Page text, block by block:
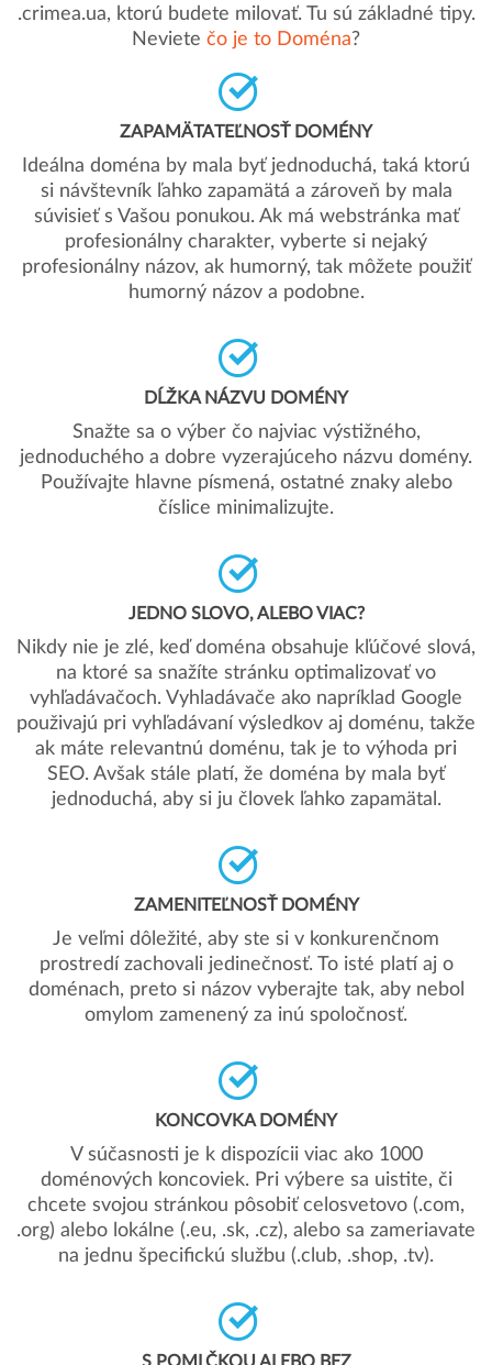
.crimea.ua, ktorú budete milovať. Tu sú základné tipy.
Neviete čo je to Doména?
ZAPAMÄTATEĽNOSŤ DOMÉNY
Ideálna doména by mala byť jednoduchá, taká ktorú
si návštevník ľahko zapamätá a zároveň by mala
súvisieť s Vašou ponukou. Ak má webstránka mať
profesionálny charakter, vyberte si nejaký
profesionálny názov, ak humorný, tak môžete použiť
humorný názov a podobne.
DĹŽKA NÁZVU DOMÉNY
Snažte sa o výber čo najviac výstižného,
jednoduchého a dobre vyzerajúceho názvu domény.
Používajte hlavne písmená, ostatné znaky alebo
číslice minimalizujte.
JEDNO SLOVO, ALEBO VIAC?
Nikdy nie je zlé, keď doména obsahuje kľúčové slová,
na ktoré sa snažíte stránku optimalizovať vo
vyhľadávačoch. Vyhladávače ako napríklad Google
použivajú pri vyhľadávaní výsledkov aj doménu, takže
ak máte relevantnú doménu, tak je to výhoda pri
SEO. Avšak stále platí, že doména by mala byť
jednoduchá, aby si ju človek ľahko zapamätal.
ZAMENITEĽNOSŤ DOMÉNY
Je veľmi dôležité, aby ste si v konkurenčnom
prostredí zachovali jedinečnosť. To isté platí aj o
doménach, preto si názov vyberajte tak, aby nebol
omylom zamenený za inú spoločnosť.
KONCOVKA DOMÉNY
V súčasnosti je k dispozícii viac ako 1000
doménových koncoviek. Pri výbere sa uistite, či
chcete svojou stránkou pôsobiť celosvetovo (.com,
.org) alebo lokálne (.eu, .sk, .cz), alebo sa zameriavate
na jednu špecifickú službu (.club, .shop, .tv).